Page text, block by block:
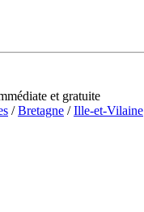
et gratuite
/Bretagne /Ille-et-Vilaine